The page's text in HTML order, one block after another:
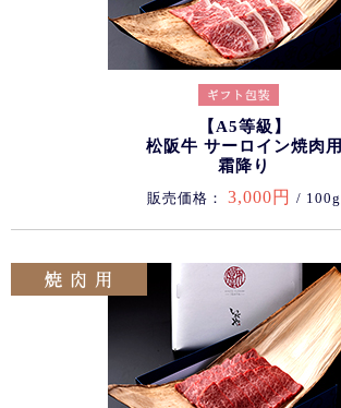
【A5等級】
松阪牛 サーロイン焼肉用
霜降り
販売価格： 3,000円 / 100g